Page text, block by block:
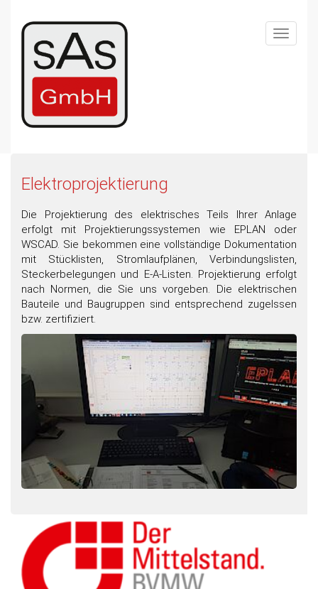
main
content
Toggle
Elektroprojektierung
Die Projektierung des elektrisches Teils Ihrer Anlage
erfolgt mit Projektierungssystemen wie EPLAN oder
WSCAD. Sie bekommen eine vollständige Dokumentation
mit Stücklisten, Stromlaufplänen, Verbindungslisten,
Steckerbelegungen und E-A-Listen. Projektierung erfolgt
nach Normen, die Sie uns vorgeben. Die elektrischen
Bauteile und Baugruppen sind entsprechend zugelssen
bzw. zertifiziert.